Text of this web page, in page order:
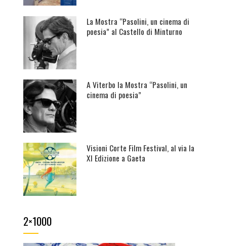
La Mostra “Pasolini, un cinema di
poesia” al Castello di Minturno
A Viterbo la Mostra “Pasolini, un
cinema di poesia”
Visioni Corte Film Festival, al via la
XI Edizione a Gaeta
2×1000